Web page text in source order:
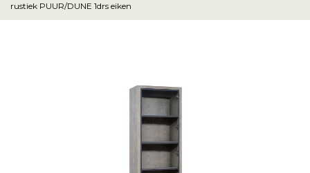
rustiek PUUR/DUNE 1drs eiken